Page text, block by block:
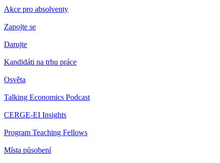
Akce pro absolventy
Zapojte se
Darujte
Kandidáti na trhu práce
Osvěta
Talking Economics Podcast
CERGE-EI Insights
Program Teaching Fellows
Místa působení